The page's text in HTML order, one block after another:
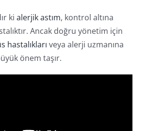
ki alerjik astım, kontrol altına
Ancak doğru yönetim için
hastalıkları veya alerji uzmanına
önem taşır.